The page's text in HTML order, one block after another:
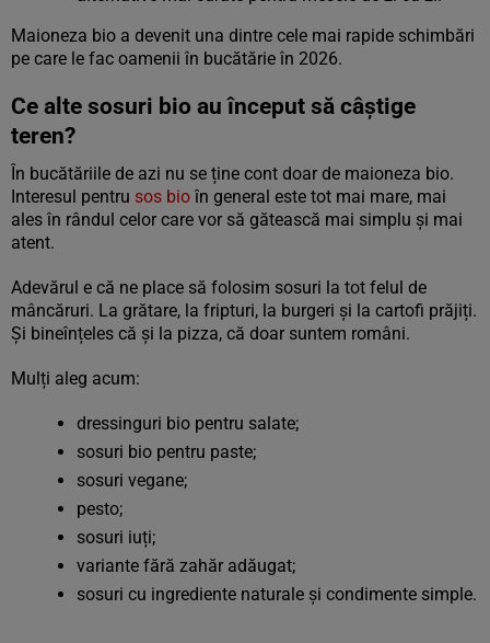
Maioneza bio a devenit una dintre cele mai rapide schimbări
pe care le fac oamenii în bucătărie în 2026.
Ce alte sosuri bio au început să câștige
teren?
În bucătăriile de azi nu se ține cont doar de maioneza bio.
Interesul pentru sos bio în general este tot mai mare, mai
ales în rândul celor care vor să gătească mai simplu și mai
atent.
Adevărul e că ne place să folosim sosuri la tot felul de
mâncăruri. La grătare, la fripturi, la burgeri și la cartofi prăjiți.
Și bineînțeles că și la pizza, că doar suntem români.
Mulți aleg acum:
dressinguri bio pentru salate;
sosuri bio pentru paste;
sosuri vegane;
pesto;
sosuri iuți;
variante fără zahăr adăugat;
sosuri cu ingrediente naturale și condimente simple.